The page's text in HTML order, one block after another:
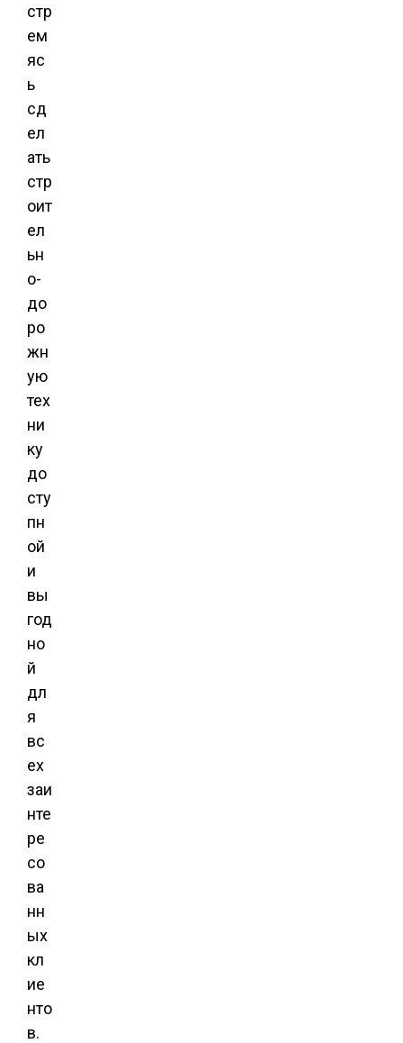
стр
ем
яс
ь
сд
ел
ать
стр
оит
ел
ьн
о-
до
ро
жн
ую
тех
ни
ку
до
сту
пн
ой
и
вы
год
но
й
дл
я
вс
ех
заи
нте
ре
со
ва
нн
ых
кл
ие
нто
в.